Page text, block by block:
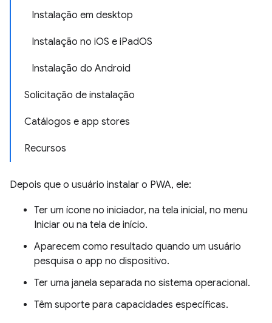
Instalação em desktop
Instalação no iOS e iPadOS
Instalação do Android
Solicitação de instalação
Catálogos e app stores
Recursos
Depois que o usuário instalar o PWA, ele:
Ter um ícone no iniciador, na tela inicial, no menu
Iniciar ou na tela de início.
Aparecem como resultado quando um usuário
pesquisa o app no dispositivo.
Ter uma janela separada no sistema operacional.
Têm suporte para capacidades específicas.